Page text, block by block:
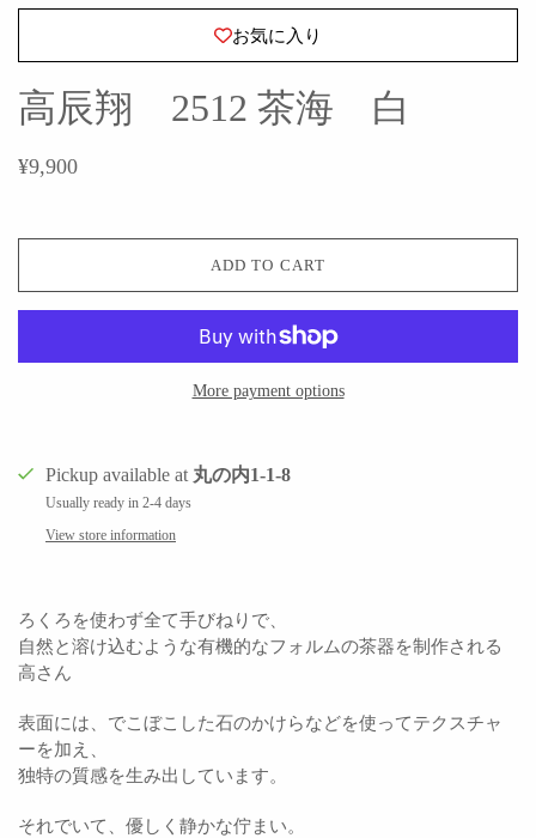
お気に入り
高辰翔 2512 茶海 白
¥9,900
ADD TO CART
More payment options
Pickup available at 丸の内1-1-8
Usually ready in 2-4 days
View store information
ろくろを使わず全て手びねりで、
自然と溶け込むような有機的なフォルムの茶器を制作される
高さん
表面には、でこぼこした石のかけらなどを使ってテクスチャ
ーを加え、
独特の質感を生み出しています。
それでいて、優しく静かな佇まい。